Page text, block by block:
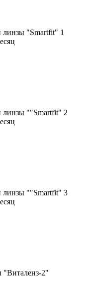
линзы "Smartfit" 1
линзы ""Smartfit" 2
линзы ""Smartfit" 3
"Виталенз-2"